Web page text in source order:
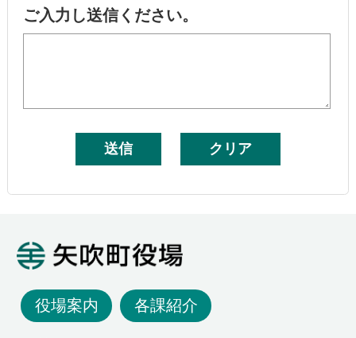
ご入力し送信ください。
役場案内 各課紹介